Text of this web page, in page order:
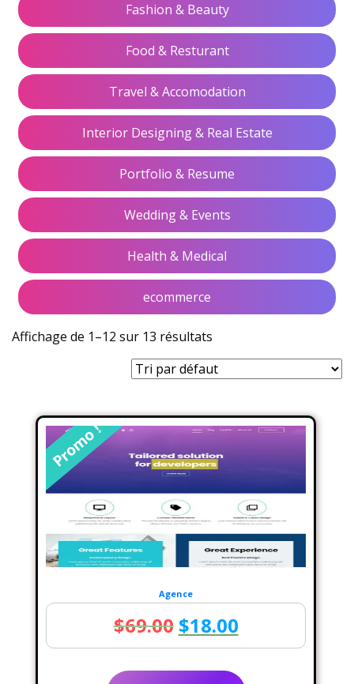
Fashion & Beauty
Food & Resturant
Travel & Accomodation
Interior Designing & Real Estate
Portfolio & Resume
Wedding & Events
Health & Medical
ecommerce
Affichage de 1–12 sur 13 résultats
Promo !
Agence
$69.00 Le
prix
$18.00Le
prix